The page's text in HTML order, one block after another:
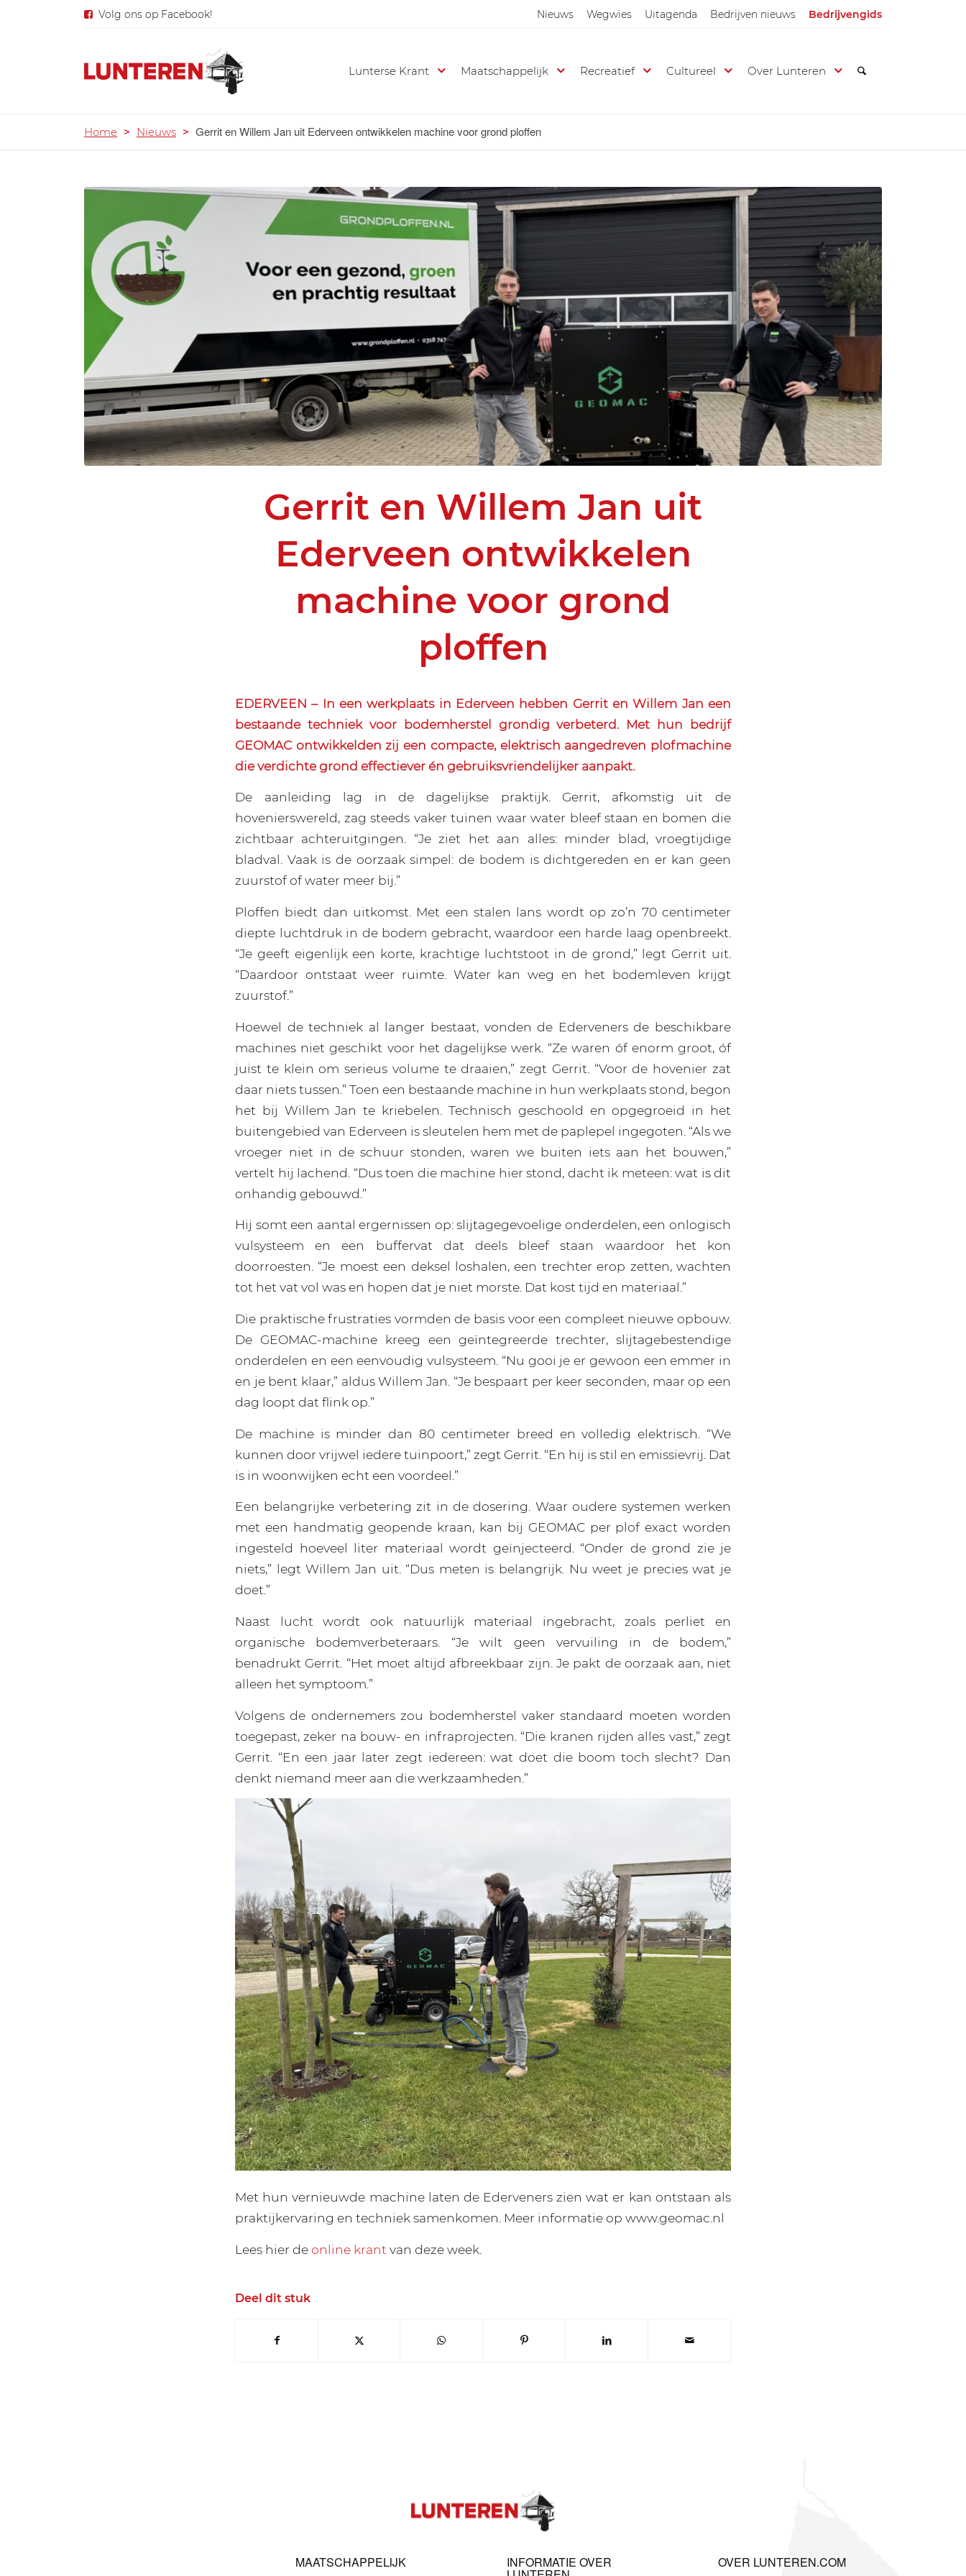
Nieuws Wegwies Uitagenda Bedrijven nieuws Bedrijvengids
Volg ons op Facebook!
Lunterse Krant Maatschappelijk Recreatief Cultureel Over Lunteren
Home > Nieuws > Gerrit en Willem Jan uit Ederveen ontwikkelen machine voor grond ploffen
Gerrit en Willem Jan uit
Ederveen ontwikkelen
machine voor grond
ploffen
EDERVEEN – In een werkplaats in Ederveen hebben Gerrit en Willem Jan een
bestaande techniek voor bodemherstel grondig verbeterd. Met hun bedrijf
GEOMAC ontwikkelden zij een compacte, elektrisch aangedreven plofmachine
die verdichte grond effectiever én gebruiksvriendelijker aanpakt.
De aanleiding lag in de dagelijkse praktijk. Gerrit, afkomstig uit de
hovenierswereld, zag steeds vaker tuinen waar water bleef staan en bomen die
zichtbaar achteruitgingen. “Je ziet het aan alles: minder blad, vroegtijdige
bladval. Vaak is de oorzaak simpel: de bodem is dichtgereden en er kan geen
zuurstof of water meer bij.”
Ploffen biedt dan uitkomst. Met een stalen lans wordt op zo’n 70 centimeter
diepte luchtdruk in de bodem gebracht, waardoor een harde laag openbreekt.
“Je geeft eigenlijk een korte, krachtige luchtstoot in de grond,” legt Gerrit uit.
“Daardoor ontstaat weer ruimte. Water kan weg en het bodemleven krijgt
zuurstof.”
Hoewel de techniek al langer bestaat, vonden de Ederveners de beschikbare
machines niet geschikt voor het dagelijkse werk. “Ze waren óf enorm groot, óf
juist te klein om serieus volume te draaien,” zegt Gerrit. “Voor de hovenier zat
daar niets tussen.” Toen een bestaande machine in hun werkplaats stond, begon
het bij Willem Jan te kriebelen. Technisch geschoold en opgegroeid in het
buitengebied van Ederveen is sleutelen hem met de paplepel ingegoten. “Als we
vroeger niet in de schuur stonden, waren we buiten iets aan het bouwen,”
vertelt hij lachend. “Dus toen die machine hier stond, dacht ik meteen: wat is dit
onhandig gebouwd.”
Hij somt een aantal ergernissen op: slijtagegevoelige onderdelen, een onlogisch
vulsysteem en een buffervat dat deels bleef staan waardoor het kon
doorroesten. “Je moest een deksel loshalen, een trechter erop zetten, wachten
tot het vat vol was en hopen dat je niet morste. Dat kost tijd en materiaal.”
Die praktische frustraties vormden de basis voor een compleet nieuwe opbouw.
De GEOMAC-machine kreeg een geïntegreerde trechter, slijtagebestendige
onderdelen en een eenvoudig vulsysteem. “Nu gooi je er gewoon een emmer in
en je bent klaar,” aldus Willem Jan. “Je bespaart per keer seconden, maar op een
dag loopt dat flink op.”
De machine is minder dan 80 centimeter breed en volledig elektrisch. “We
kunnen door vrijwel iedere tuinpoort,” zegt Gerrit. “En hij is stil en emissievrij. Dat
is in woonwijken echt een voordeel.”
Een belangrijke verbetering zit in de dosering. Waar oudere systemen werken
met een handmatig geopende kraan, kan bij GEOMAC per plof exact worden
ingesteld hoeveel liter materiaal wordt geïnjecteerd. “Onder de grond zie je
niets,” legt Willem Jan uit. “Dus meten is belangrijk. Nu weet je precies wat je
doet.”
Naast lucht wordt ook natuurlijk materiaal ingebracht, zoals perliet en
organische bodemverbeteraars. “Je wilt geen vervuiling in de bodem,”
benadrukt Gerrit. “Het moet altijd afbreekbaar zijn. Je pakt de oorzaak aan, niet
alleen het symptoom.”
Volgens de ondernemers zou bodemherstel vaker standaard moeten worden
toegepast, zeker na bouw- en infraprojecten. “Die kranen rijden alles vast,” zegt
Gerrit. “En een jaar later zegt iedereen: wat doet die boom toch slecht? Dan
denkt niemand meer aan die werkzaamheden.”
Met hun vernieuwde machine laten de Ederveners zien wat er kan ontstaan als
praktijkervaring en techniek samenkomen. Meer informatie op www.geomac.nl
Lees hier deonline krant van deze week.
Deel dit stuk
MAATSCHAPPELIJK INFORMATIE OVER OVER LUNTEREN.COM